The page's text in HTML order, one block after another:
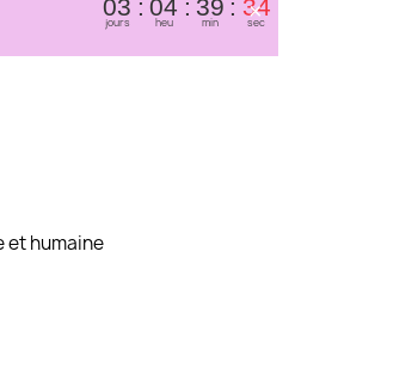
03
jours
04
heu
39
min
34
sec
×
et humaine